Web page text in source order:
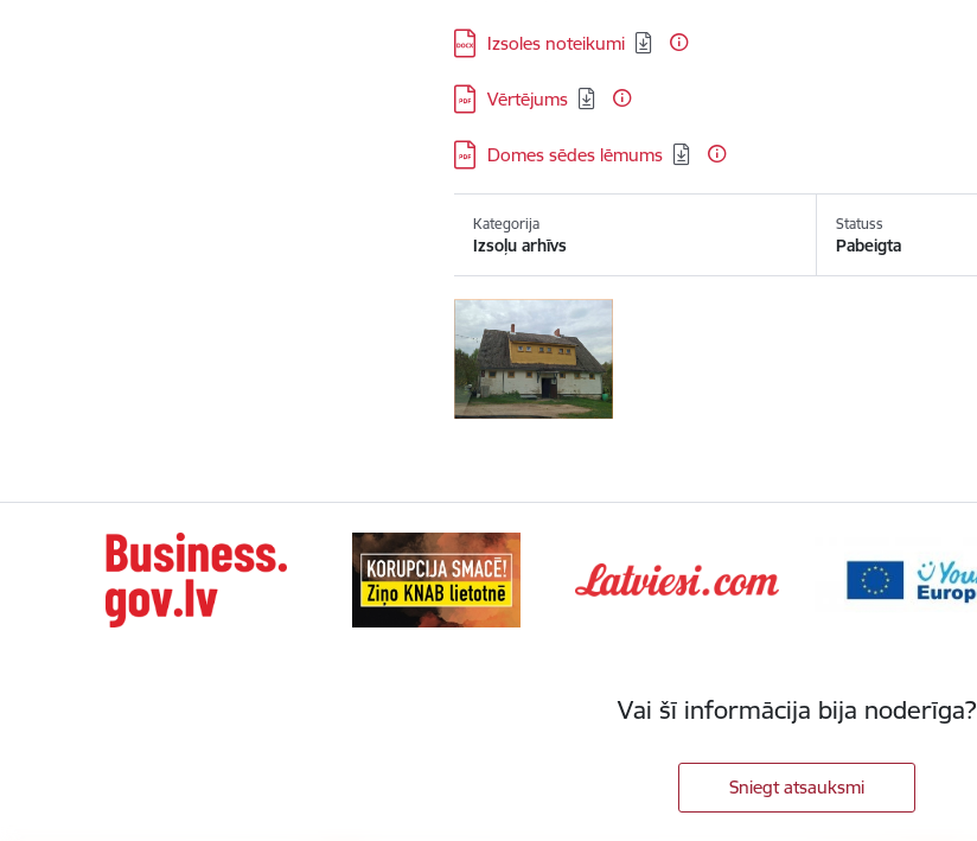
Lejupielādēt:
Izsoles noteikumi
Lejupielādēt:
Vērtējums
Lejupielādēt:
Domes sēdes lēmums
Kategorija
Izsoļu arhīvs
Statuss
Pabeigta
Vai šī informācija bija noderīga?
Sniegt atsauksmi